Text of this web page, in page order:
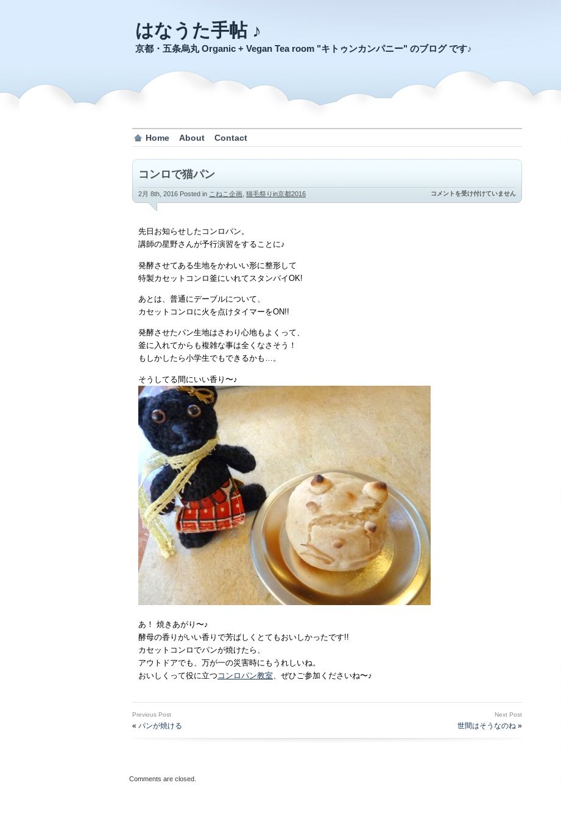
はなうた手帖 ♪
京都・五条烏丸 Organic + Vegan Tea room "キトゥンカンパニー" のブログ です♪
Home About Contact
コンロで猫パン
2月 8th, 2016 Posted in こねこ企画 猫毛祭りin京都2016
コ
ン
コメントを受け付けていません
先日お知らせしたコンロパン。
講師の星野さんが予行演習をすることに♪
発酵させてある生地をかわいい形に整形して
特製カセットコンロ釜にいれてスタンバイOK!
あとは、普通にデーブルについて、
カセットコンロに火を点けタイマーをON!!
発酵させたパン生地はさわり心地もよくって、
釜に入れてからも複雑な事は全くなさそう！
もしかしたら小学生でもできるかも…。
そうしてる間にいい香り〜♪
あ！ 焼きあがり〜♪
酵母の香りがいい香りで芳ばしくとてもおいしかったです!!
カセットコンロでパンが焼けたら、
アウトドアでも、万が一の災害時にもうれしいね。
おいしくって役に立つ コンロパン教室 、ぜひご参加くださいね〜♪
Previous Post
« パンが焼ける
Next Post
世間はそうなのね »
Comments are closed.